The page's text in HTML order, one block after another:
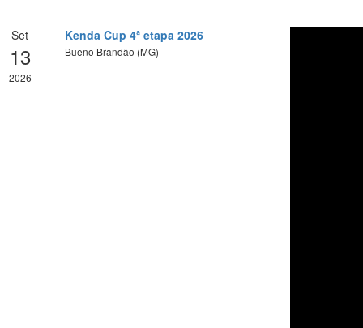
Set
13
2026
Kenda Cup 4ª etapa 2026
Bueno Brandão (MG)